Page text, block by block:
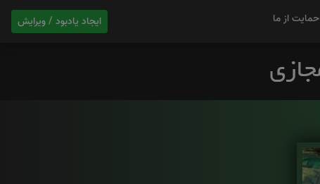
ایجاد یادبود / ویرایش حمایت از ما